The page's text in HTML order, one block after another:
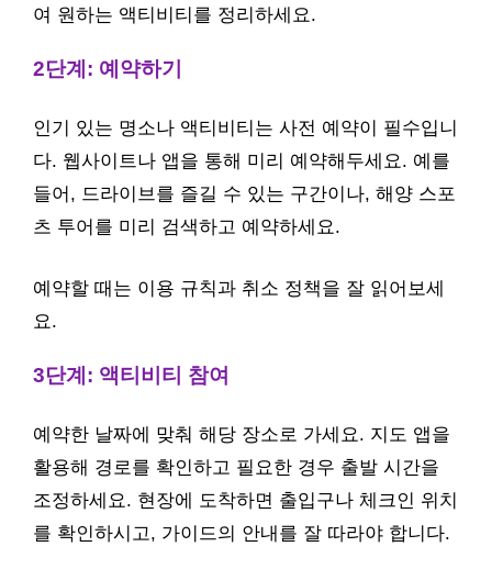
여 원하는 액티비티를 정리하세요.
2단계: 예약하기
인기 있는 명소나 액티비티는 사전 예약이 필수입니
다. 웹사이트나 앱을 통해 미리 예약해두세요. 예를
들어, 드라이브를 즐길 수 있는 구간이나, 해양 스포
츠 투어를 미리 검색하고 예약하세요.
예약할 때는 이용 규칙과 취소 정책을 잘 읽어보세
요.
3단계: 액티비티 참여
예약한 날짜에 맞춰 해당 장소로 가세요. 지도 앱을
활용해 경로를 확인하고 필요한 경우 출발 시간을
조정하세요. 현장에 도착하면 출입구나 체크인 위치
를 확인하시고, 가이드의 안내를 잘 따라야 합니다.